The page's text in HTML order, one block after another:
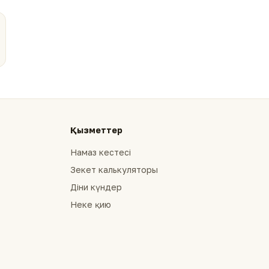
Қызметтер
Намаз кестесі
Зекет калькуляторы
Діни күндер
Неке қию